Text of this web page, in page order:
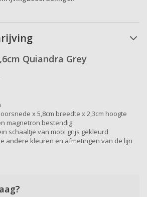
Quiandra Grey
x 5,8cm breedte x 2,3cm hoogte
magnetron bestendig
schaaltje van mooi grijs gekleurd
andere kleuren en afmetingen van de lijn